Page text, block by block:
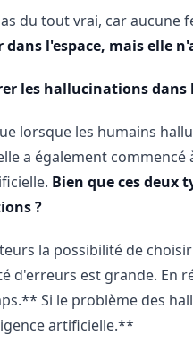
du tout vrai, car
l'espace, mais elle
les hallucinations dans
lorsque les humains
a également
Bien que ces deux
?
la possibilité de
d'erreurs est grande. En
Si le problème des
artificielle.**